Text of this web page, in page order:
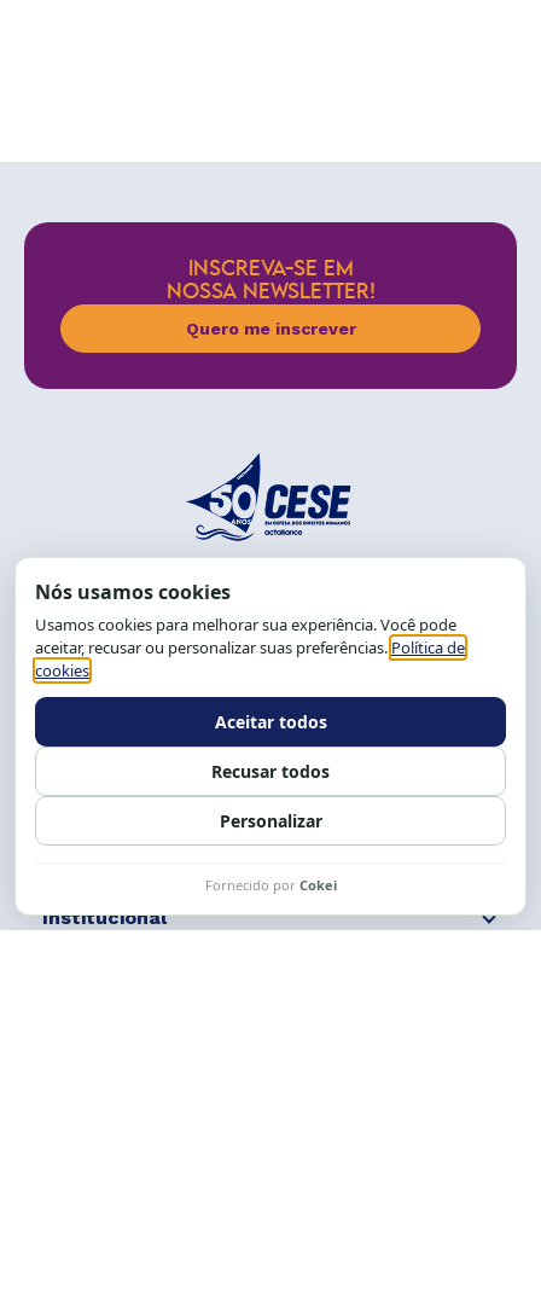
INSCREVA-SE EM
NOSSA NEWSLETTER!
Quero me inscrever
End.: R. da Graça, 150. Graça
CEP: 40.150-055
Salvador-BA, Brasil.
Tel.: (71) 2104-5457, Cel.: (71) 9 9239-2104 ou 2105
Expediente: 8h às 12h e 13 às 17h.
Siga nossas redes Fale conosco
Institucional